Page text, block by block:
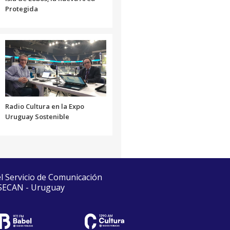
Protegida
Radio Cultura en la Expo
Uruguay Sostenible
de Comunicación
- Uruguay